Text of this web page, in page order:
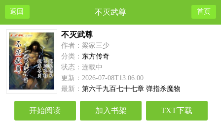
返回 不灭武尊 首页
不灭武尊
作者：梁家三少
分类： 东方传奇
状态：连载中
更新：2026-07-08T13:06:00
最新：第六千九百七十七章 弹指杀魔物
开始阅读 加入书架 TXT下载